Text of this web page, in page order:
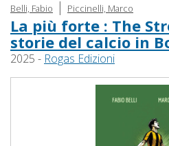
Belli, Fabio | Piccinelli, Marco
La più forte : The
storie del calcio in
2025 - Rogas Edizioni